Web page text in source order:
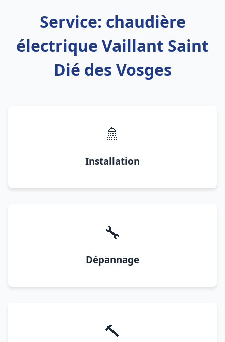
Service: chaudière
électrique Vaillant Saint
Dié des Vosges
🚿
Installation
🔧
Dépannage
🔨